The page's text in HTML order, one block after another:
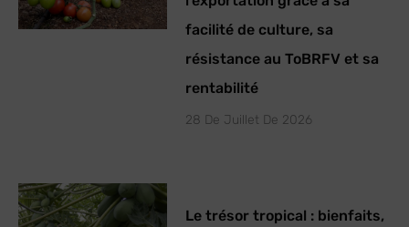
facilité de culture, sa
résistance au ToBRFV et sa
rentabilité
28 De Juillet De 2026
Le trésor tropical : bienfaits,